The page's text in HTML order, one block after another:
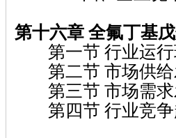
第十六章 全氟丁基
第一节 行业运行
第二节 市场供给
第三节 市场需求
第四节 行业竞争